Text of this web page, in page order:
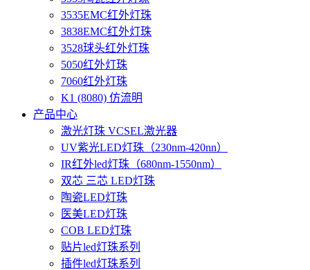
3535EMC红外灯珠
3838EMC红外灯珠
3528球头红外灯珠
5050红外灯珠
7060红外灯珠
K1 (8080) 仿流明
产品中心
激光灯珠 VCSEL激光器
UV紫光LED灯珠（230nm-420nn）
IR红外led灯珠（680nm-1550nm）
双芯 三芯 LED灯珠
陶瓷LED灯珠
医美LED灯珠
COB LED灯珠
贴片led灯珠系列
插件led灯珠系列